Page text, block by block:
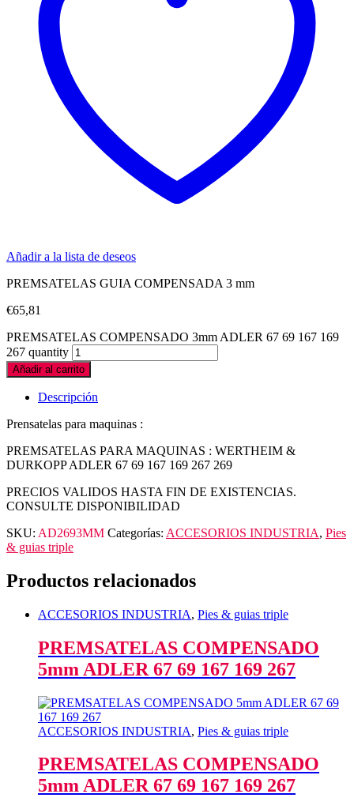
Añadir a la lista de deseos
PREMSATELAS GUIA COMPENSADA 3 mm
€65,81
PREMSATELAS COMPENSADO 3mm ADLER 67 69 167 169
267 quantity
Añadir al carrito
Descripción
Prensatelas para maquinas :
PREMSATELAS PARA MAQUINAS : WERTHEIM &
DURKOPP ADLER 67 69 167 169 267 269
PRECIOS VALIDOS HASTA FIN DE EXISTENCIAS.
CONSULTE DISPONIBILIDAD
SKU: AD2693MM Categorías: ACCESORIOS INDUSTRIA, Pies
& guias triple
Productos relacionados
ACCESORIOS INDUSTRIA, Pies & guias triple
PREMSATELAS COMPENSADO
5mm ADLER 67 69 167 169 267
ACCESORIOS INDUSTRIA, Pies & guias triple
PREMSATELAS COMPENSADO
5mm ADLER 67 69 167 169 267